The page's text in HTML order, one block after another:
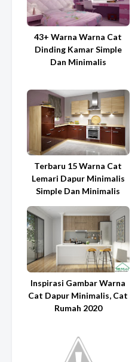
43+ Warna Warna Cat
Dinding Kamar Simple
Dan Minimalis
Terbaru 15 Warna Cat
Lemari Dapur Minimalis
Simple Dan Minimalis
Inspirasi Gambar Warna
Cat Dapur Minimalis, Cat
Rumah 2020